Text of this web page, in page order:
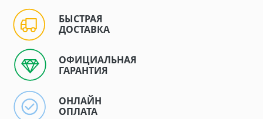
БЫСТРАЯ
ДОСТАВКА
ОФИЦИАЛЬНАЯ
ГАРАНТИЯ
ОНЛАЙН
ОПЛАТА